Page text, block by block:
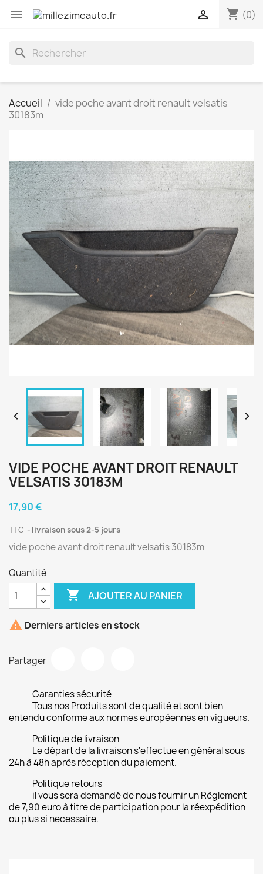
 shopping_cart (0)

search
Accueil
vide poche avant droit renault velsatis
30183m
 
VIDE POCHE AVANT DROIT RENAULT
VELSATIS 30183M
17,90 €
TTC livraison sous 2-5 jours
vide poche avant droit renault velsatis 30183m
Quantité
 AJOUTER AU PANIER
 Derniers articles en stock
Partager
Garanties sécurité
Tous nos Produits sont de qualité et sont bien
entendu conforme aux normes européennes en vigueurs.
Politique de livraison
Le départ de la livraison s'effectue en général sous
24h à 48h après réception du paiement.
Politique retours
il vous sera demandé de nous fournir un Règlement
de 7,90 euro à titre de participation pour la réexpédition
ou plus si necessaire.